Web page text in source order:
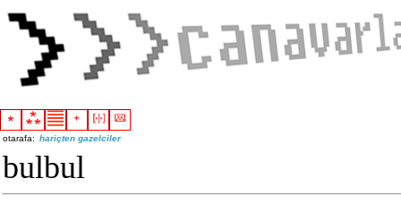
otarafa: hariçten gazelciler
bulbul